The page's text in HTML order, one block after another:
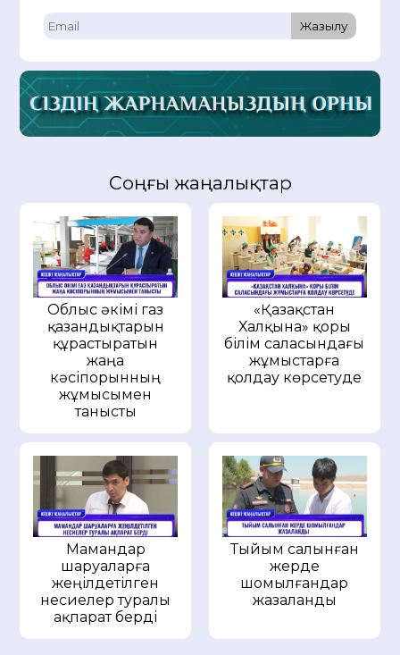
Жазылу
Соңғы жаңалықтар
Облыс әкімі газ
қазандықтарын
құрастыратын
жаңа
кәсіпорынның
жұмысымен
танысты
«Қазақстан
Халқына» қоры
білім саласындағы
жұмыстарға
қолдау көрсетуде
Мамандар
шаруаларға
жеңілдетілген
несиелер туралы
ақпарат берді
Тыйым салынған
жерде
шомылғандар
жазаланды